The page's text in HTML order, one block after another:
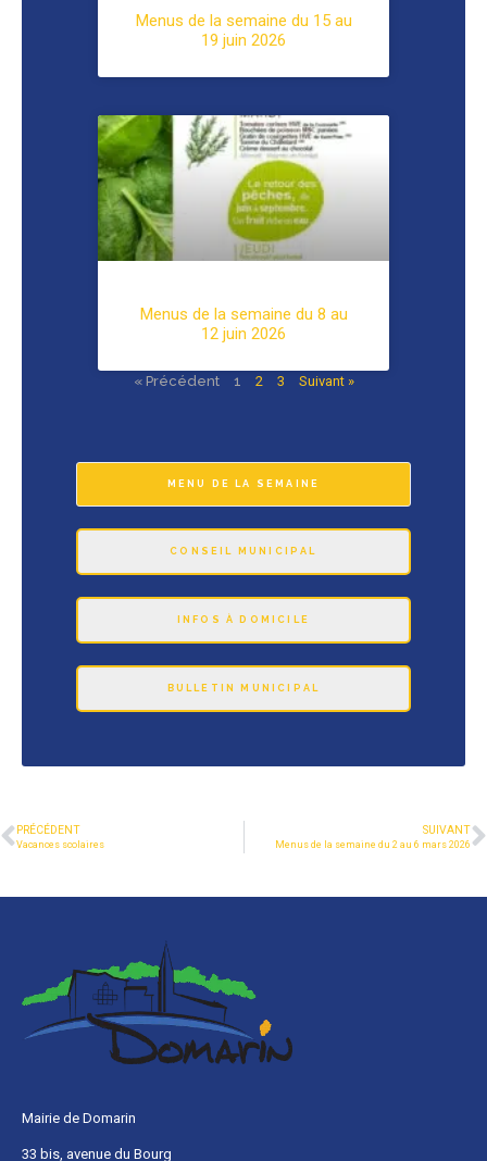
Menus de la semaine du 15 au
19 juin 2026
Menus de la semaine du 8 au
12 juin 2026
« Précédent 1 2 3 Suivant »
MENU DE LA SEMAINE
CONSEIL MUNICIPAL
INFOS À DOMICILE
BULLETIN MUNICIPAL
PRÉCÉDENT
Vacances scolaires
SUIVANT
Menus de la semaine du 2 au 6 mars 2026
Mairie de Domarin
33 bis, avenue du Bourg